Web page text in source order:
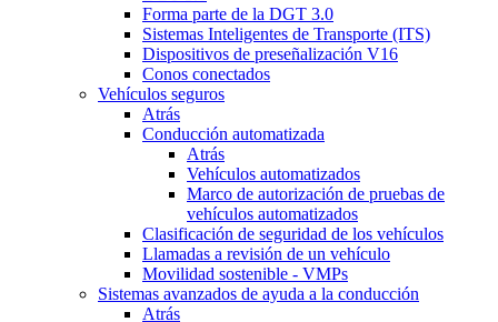
Forma parte de la DGT 3.0
Sistemas Inteligentes de Transporte (ITS)
Dispositivos de preseñalización V16
Conos conectados
Vehículos seguros
Atrás
Conducción automatizada
Atrás
Vehículos automatizados
Marco de autorización de pruebas de
vehículos automatizados
Clasificación de seguridad de los vehículos
Llamadas a revisión de un vehículo
Movilidad sostenible - VMPs
Sistemas avanzados de ayuda a la conducción
Atrás